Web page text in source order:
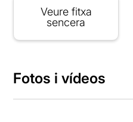
Veure fitxa
sencera
Fotos i vídeos